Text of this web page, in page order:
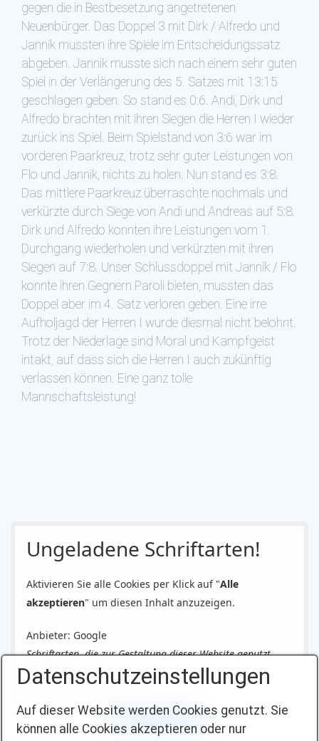
gegen die in Bestbesetzung angetretenen
Neuenbürger. Das Doppel 3 mit Dirk / Alfredo und
Jannik mussten ihre Spiele im Entscheidungssatz
abgeben. Jannik musste sich nach einem sehr guten
Spiel in der Verlängerung des 5. Satzes mit 13:15
geschlagen geben. So stand es 0:6. Andi, Dirk und
Alfredo brachten mit ihren Siegen die Herren I wieder
zurück ins Spiel. Beim Spielstand von 3:6 war im
vorderen Paarkreuz, trotz sehr guter Leistungen von
Flo und Jannik, nichts zu holen. Nun stand es 3:8.
Das mittlere Paarkreuz überraschte nochmals und
verkürzte durch Siege von Andi und Andreas auf 5:8.
Dirk und Alfredo konnten ihre Leistungen vom 1.
Durchgang wiederholen und verkürzten mit ihren
Siegen auf 7:8. Unser Schlussdoppel mit Jannik / Flo
konnte ihren Gegnern Paroli bieten, mussten das
Doppel aber im 4. Satz verloren geben. Eine irre
Aufholjagd der Herren I wurde diesmal nicht belohnt.
Trotz der Niederlage sind Moral und Kampfgeist
intakt, auf dass sich die Herren I auch zukünftig
verlassen können. Eine ganz tolle
Mannschaftsleistung!
Ungeladene Schriftarten!
Aktivieren Sie alle Cookies per Klick auf "Alle
akzeptieren" um diesen Inhalt anzuzeigen.
Anbieter: Google
Schriftarten, die zur Gestaltung dieser Website genutzt
werden.
Datenschutzeinstellungen
Auf dieser Website werden Cookies genutzt. Sie
können alle Cookies akzeptieren oder nur